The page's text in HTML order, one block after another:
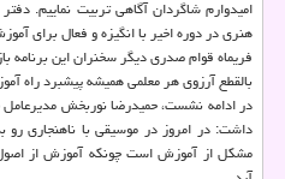
امیدوارم شاگردان آگاهی تربیت نماییم.
هنری در دوره اخیر با انگیزه و فعال برای
فریماه قوام صدری دیگر سخنران این
بالقطع آرزوی هر معلمی همیشه پیشبرد راه
در ادامه نشست، حمیدرضا نوربخش
داشت: در امروز در موسیقی با ناهنجاری
مشكل از آموزش است چونكه آموزش از